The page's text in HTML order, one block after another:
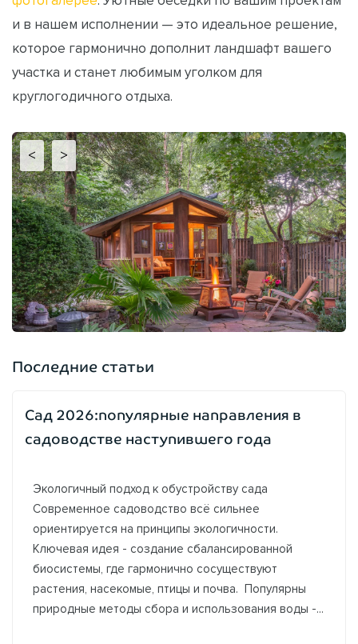
и в нашем исполнении — это идеальное решение,
которое гармонично дополнит ландшафт вашего
участка и станет любимым уголком для
круглогодичного отдыха.
< >
Последние статьи
Сад 2026:популярные направления в
садоводстве наступившего года
Экологичный подход к обустройству сада
Современное садоводство всё сильнее
ориентируется на принципы экологичности.
Ключевая идея - создание сбалансированной
биосистемы, где гармонично сосуществуют
растения, насекомые, птицы и почва. Популярны
природные методы сбора и использования воды -...